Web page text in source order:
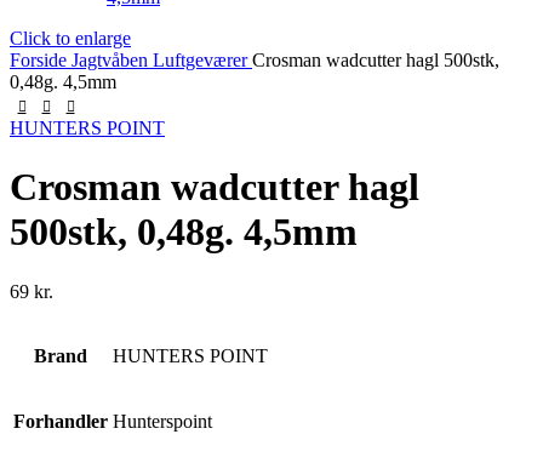
Click to enlarge
Forside Jagtvåben LuftgeværerCrosman wadcutter hagl 500stk,
0,48g. 4,5mm
HUNTERS POINT
Crosman wadcutter hagl
500stk, 0,48g. 4,5mm
69 kr.
Brand HUNTERS POINT
Forhandler Hunterspoint